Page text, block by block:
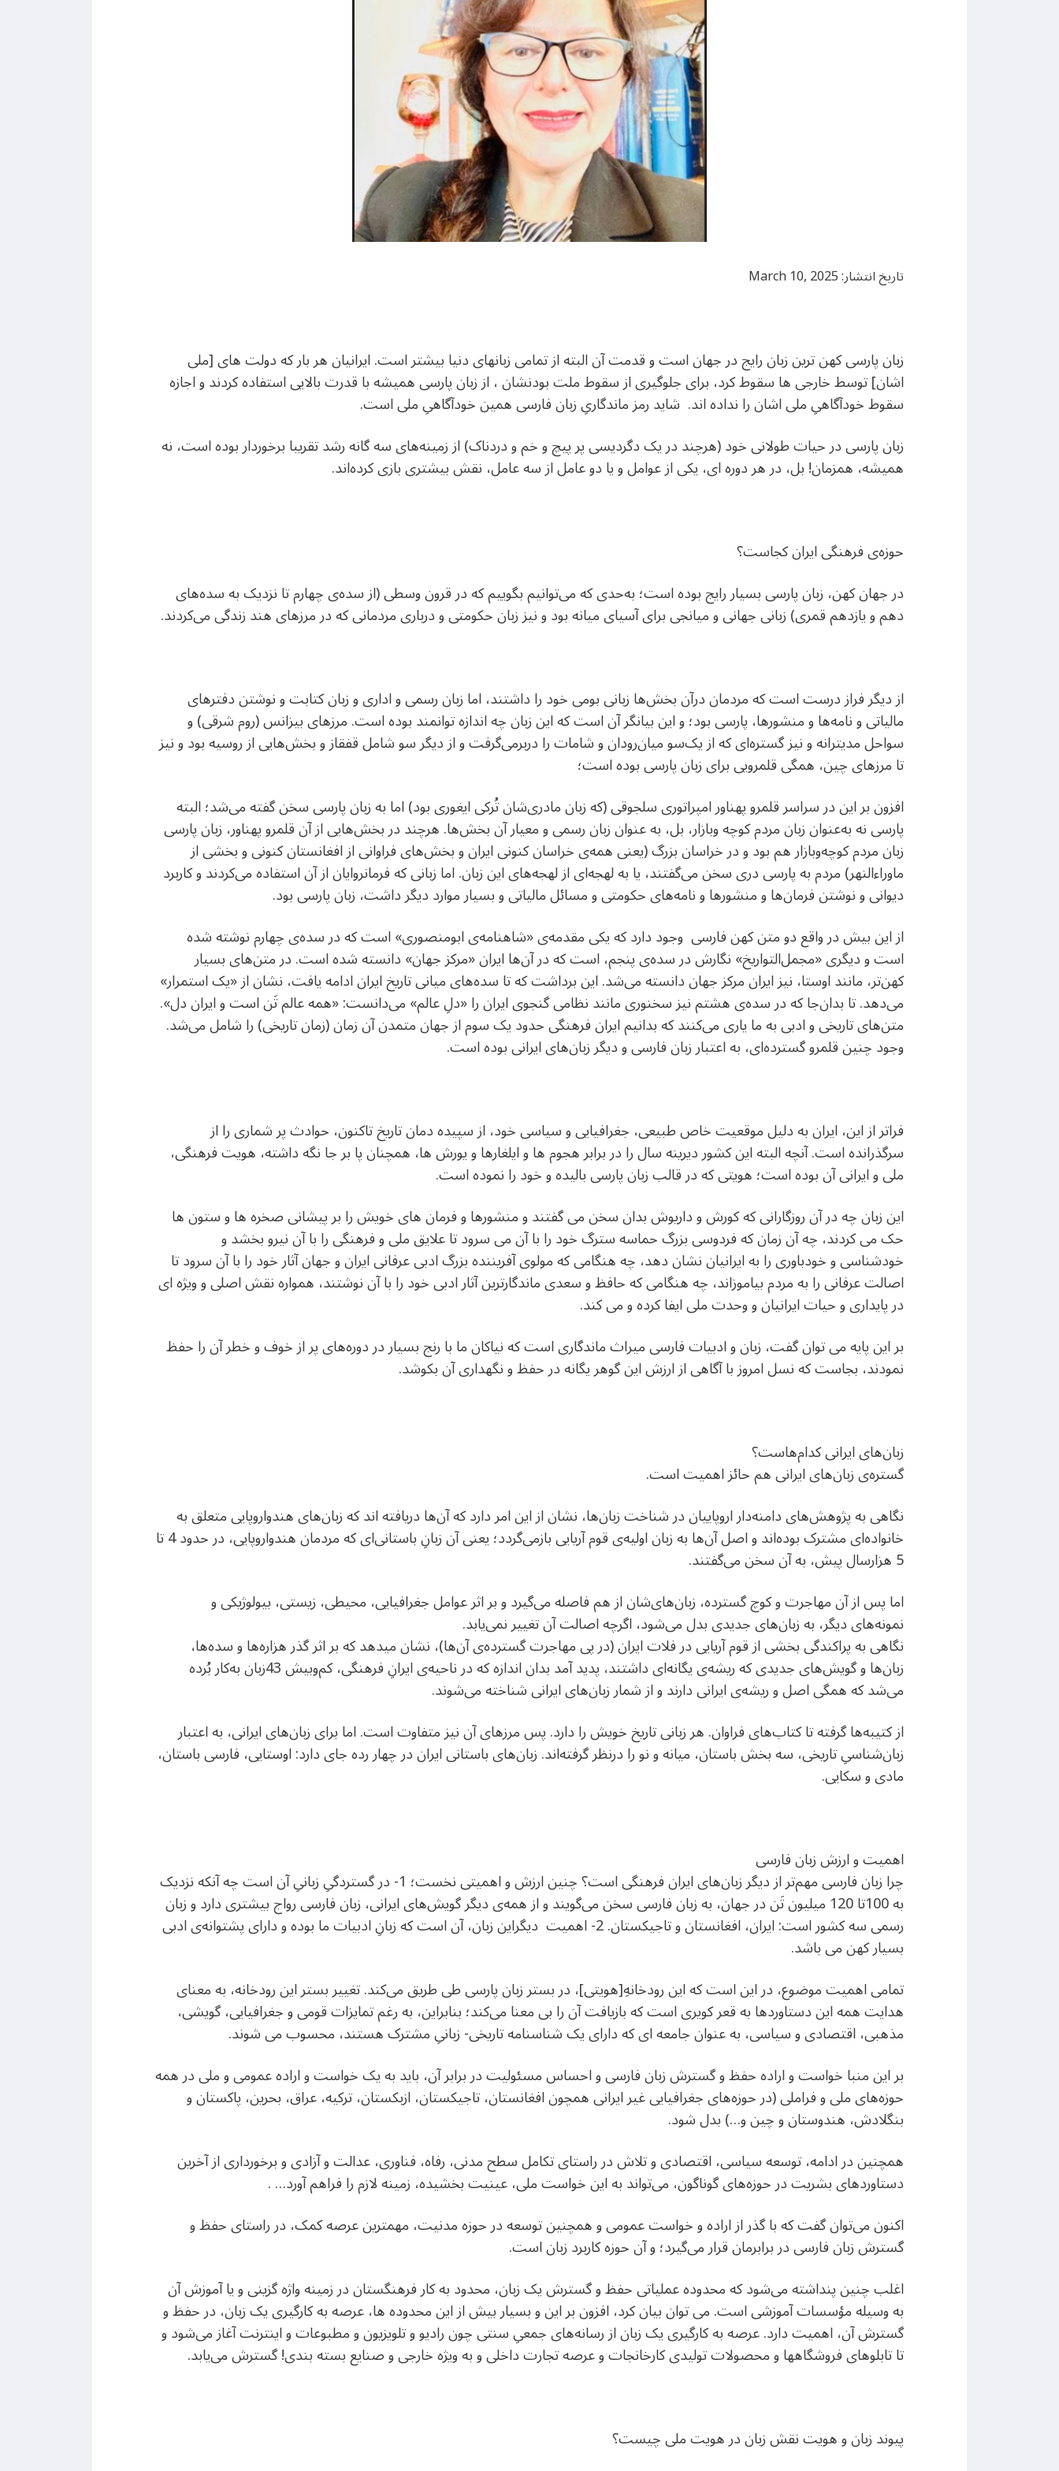
تاریخ انتشار: March 10, 2025
زبان پارسی کهن ترین زبان رایج در جهان است و قدمت آن البته از تمامی زبانهای دنیا بیشتر است. ایرانیان هر بار که دولت های [ملی
اشان] توسط خارجی ها سقوط کرد، برای جلوگیری از سقوط ملت بودنشان ، از زبان پارسی همیشه با قدرت بالایی استفاده کردند و اجازه
سقوط خودآگاهیِ ملی اشان را نداده اند. شاید رمز ماندگاریِ زبان فارسی همین خودآگاهیِ ملی است.
زبان پارسی در حیات طولانی خود (هرچند در یک دگردیسی پر پیچ و خم و دردناک) از زمینه‌های سه گانه رشد تقریبا برخوردار بوده است، نه
همیشه، ‌همزمان! بل، در هر دوره ای، یکی از عوامل و یا دو عامل از سه عامل، نقش بیشتری بازی کرده‌اند.
حوزه‌ی فرهنگی ایران کجاست؟
در جهان کهن، زبان پارسی بسیار رایج بوده است؛ به‌حدی که می‌توانیم بگوییم که در قرون وسطی (از سده‌ی چهارم تا نزدیک به سده‌های
دهم و یازدهم قمری) زبانی جهانی و میانجی برای آسیای میانه بود و نیز زبان حکومتی و درباری مردمانی که در مرزهای هند زندگی می‌کردند.
از دیگر فراز درست است که مردمان درآن بخش‌ها زبانی بومی خود را داشتند، اما زبان رسمی و اداری و زبان کتابت و نوشتن دفترهای
مالیاتی و نامه‌ها و منشورها، پارسی بود؛ و این بیانگر آن است که این زبان چه اندازه توانمند بوده است. مرزهای بیزانس (روم شرقی) و
سواحل مدیترانه و نیز گستره‌ای که از یک‌سو میان‌رودان و شامات را دربرمی‌گرفت و از دیگر سو شامل قفقاز و بخش‌هایی از روسیه بود و نیز
تا مرزهای چین، همگی قلمرویی برای زبان پارسی بوده است؛
افزون بر این‌ در سراسر قلمرو پهناور امپراتوری سلجوقی (که زبان‌ مادری‌شان تُرکی ایغوری بود) اما به زبان پارسی سخن گفته می‌شد؛ البته
پارسی نه به‌عنوان زبان مردم کوچه‌ وبازار، بل، به عنوان زبان رسمی و معیار آن بخش‌ها. هرچند در بخش‌هایی از آن قلمرو پهناور، زبان پارسی
زبان مردم کوچه‌وبازار هم بود و در خراسان بزرگ (یعنی همه‌ی خراسان کنونی ایران و بخش‌های فراوانی از افغانستان کنونی و بخشی از
ماوراء‌النهر) مردم به پارسی دری سخن می‌گفتند، یا به لهجه‌ای از لهجه‌های این زبان. اما زبانی که فرمانروایان از آن استفاده می‌کردند و کاربرد
دیوانی و نوشتن فرمان‌ها و منشورها و نامه‌های حکومتی و مسائل مالیاتی و بسیار موارد دیگر داشت، زبان پارسی بود.
از این بیش در واقع دو متن کهن فارسی وجود دارد که یکی مقدمه‌ی «شاهنامه‌ی ابومنصوری» است که در سده‌ی چهارم نوشته شده
است و دیگری «مجمل‌التواریخ» نگارش در سده‌ی پنجم، است که در آن‌ها ایران «مرکز جهان» دانسته شده است. در متن‌های بسیار
کهن‌تر، مانند اوستا، نیز ایران مرکز جهان دانسته می‌شد. این برداشت که تا سده‌های میانی تاریخ ایران ادامه یافت، نشان از «یک استمرار»
می‌دهد. تا بدان‌جا که در سده‌ی هشتم نیز سخنوری مانند نظامی گنجوی ایران را «دلِ عالم» می‌دانست: «همه عالم تَن است و ایران دل».
متن‌های تاریخی و ادبی به ما یاری می‌کنند که بدانیم ایران فرهنگی حدود یک سوم از جهان متمدن آن زمان (زمان تاریخی) را شامل می‌شد.
وجود چنین قلمرو گسترده‌ای، به اعتبار زبان فارسی و دیگر زبان‌های ایرانی بوده است.
فراتر از این، ایران به دلیل موقعیت خاص طبیعی، جغرافیایی و سیاسی خود، از سپیده دمان تاریخ تاکنون، حوادث پر شماری را از
سرگذرانده است. آنچه البته این کشور دیرینه سال را در برابر هجوم ها و ایلغارها و یورش ها، همچنان پا بر جا نگه داشته، هویت فرهنگی،
ملی و ایرانی آن بوده است؛ هویتی که در قالب زبان پارسی بالیده و خود را نموده است.
این زبان چه در آن روزگارانی که کورش و داریوش بدان سخن می گفتند و منشورها و فرمان های خویش را بر پیشانی صخره ها و ستون ها
حک می کردند، چه آن زمان که فردوسی بزرگ حماسه سترگ خود را با آن می سرود تا علایق ملی و فرهنگی را با آن نیرو بخشد و
خودشناسی و خودباوری را به ایرانیان نشان دهد، چه هنگامی که مولوی آفریننده بزرگ ادبی عرفانی ایران و جهان آثار خود را با آن سرود تا
اصالت عرفانی را به مردم بیاموزاند، چه هنگامی که حافظ و سعدی ماندگارترین آثار ادبی خود را با آن نوشتند، همواره نقش اصلی و ویژه ای
در پایداری و حیات ایرانیان و وحدت ملی ایفا کرده و می کند.
بر این پایه می توان گفت، زبان و ادبیات فارسی میراث ماندگاری است که نیاکان ما با رنج بسیار در دوره‌های پر از خوف و خطر آن را حفظ
نمودند، بجاست که نسل امروز با آگاهی از ارزش این گوهر یگانه در حفظ و نگهداری آن بکوشد.
زبان‌های ایرانی کدام‌هاست؟
گستره‌ی زبان‌های ایرانی هم حائز اهمیت است.
نگاهی به پژوهش‌های دامنه‌دار اروپاییان در شناخت زبان‌ها، نشان از این امر دارد که آن‌ها دریافته اند که زبان‌های هندواروپایی متعلق به
خانواده‌ای مشترک بوده‌اند و اصل آن‌ها به زبان اولیه‌ی قوم آریایی بازمی‌گردد؛ یعنی آن زبانِ باستانی‌ای که مردمان هندواروپایی، در حدود 4 تا
5 هزارسال پیش، به آن سخن می‌گفتند.
اما پس از آن‌ مهاجرت و کوچ گسترده، زبان‌های‌شان از هم فاصله می‌گیرد و بر اثر عوامل جغرافیایی، محیطی، زیستی، بیولوژیکی و
نمونه‌های دیگر، به زبان‌های جدیدی بدل می‌شود، اگرچه اصالت آن تغییر نمی‌یابد.
نگاهی به پراکندگی بخشی از قوم آریایی در فلات ایران (در پی مهاجرت گسترده‌ی آن‌ها)، نشان میدهد که بر اثر گذر هزاره‌ها و سده‌ها،
زبان‌ها و گویش‌های جدیدی که ریشه‌ی یگانه‌ای داشتند، پدید آمد بدان اندازه که در ناحیه‌ی ایرانِ فرهنگی، کم‌وبیش 43زبان به‌کار بُرده
می‌شد که همگی اصل و ریشه‌ی ایرانی دارند و از شمار زبان‌های ایرانی شناخته می‌شوند.
از کتیبه‌ها گرفته تا کتاب‌های فراوان. هر زبانی تاریخ خویش را دارد. پس مرزهای آن نیز متفاوت است. اما برای زبان‌های ایرانی، به اعتبار
زبان‌شناسیِ تاریخی، سه بخش باستان، میانه و نو را درنظر گرفته‌اند. زبان‌های باستانی ایران در چهار رده جای دارد: اوستایی، فارسی باستان،
مادی و سکایی.
اهمیت و ارزش زبان فارسی
چرا زبان فارسی مهم‌تر از دیگر زبان‌های ایران فرهنگی است؟ چنین ارزش و اهمیتی نخست؛ 1- در گستردگیِ زبانیِ آن است چه آنکه نزدیک
به 100تا 120 میلیون تَن در جهان، به زبان فارسی سخن می‌گویند و از همه‌ی دیگر گویش‌های ایرانی، زبان فارسی رواج بیشتری دارد و زبان
رسمی سه کشور است: ایران، افغانستان و تاجیکستان. 2- اهمیت دیگراین زبان، آن است که زبانِ ادبیات ما بوده و دارای پشتوانه‌ی ادبی
بسیار کهن می باشد.
تمامی اهمیت موضوع، در این است که این رودخانهِ[هویتی]، در بستر زبان پارسی طی طریق می‌کند. تغییر بستر این رودخانه، به معنای
هدایت همه این دستاوردها به قعر کویری است که بازیافت آن را بی معنا می‌کند؛ بنابراین، به رغم تمایزات قومی و جغرافیایی، گویشی،
مذهبی، اقتصادی و سیاسی، به عنوان جامعه ای که دارای یک شناسنامه تاریخی- زبانیِ مشترک هستند، محسوب می شوند.
بر این منبا خواست و اراده حفظ و گسترش زبان فارسی و احساس مسئولیت در برابر آن، باید به یک خواست و اراده‌ عمومی و ملی در همه
حوزه‌های ملی و فراملی (در حوزه‌های جغرافیایی غیر ایرانی همچون افغانستان، تاجیکستان، ازبکستان، ترکیه، عراق، بحرین، پاکستان و
بنگلادش، هندوستان و چین و…) بدل شود.
همچنین در ادامه، توسعه ‌سیاسی، اقتصادی و تلاش در راستای تکامل سطح مدنی، رفاه، فناوری، عدالت و آزادی و برخورداری از آخرین
دستاوردهای بشریت در حوزه‌های گوناگون، می‌تواند به این خواست ملی، عینیت بخشیده، زمینه لازم را فراهم آورد… .
اکنون می‌توان گفت که با گذر از اراده و خواست عمومی و همچنین توسعه در حوزه مدنیت، مهمترین عرصه کمک، در راستای حفظ و
گسترش زبان فارسی در برابرمان قرار می‌گیرد؛ ‌و آن حوزه کاربرد زبان است.
اغلب چنین پنداشته می‌شود که محدوده‌ عملیاتی حفظ و گسترش یک زبان، محدود به کار فرهنگستان در زمینه واژه گزینی و یا آموزش آن
به وسیله مؤسسات آموزشی است. می توان بیان کرد، افزون بر این و بسیار بیش از این محدوده ها، عرصه به کارگیری یک زبان، در حفظ و
گسترش آن، اهمیت دارد. عرصه به کارگیری یک زبان از رسانه‌های جمعیِ سنتی چون رادیو و تلویزیون و مطبوعات و اینترنت آغاز می‌شود و
تا تابلوهای فروشگاهها و محصولات تولیدی کارخانجات و عرصه تجارت داخلی و به ویژه خارجی و صنایع بسته بندی! گسترش می‌یابد.
پیوند زبان و هویت نقش زبان در هویت ملی چیست؟